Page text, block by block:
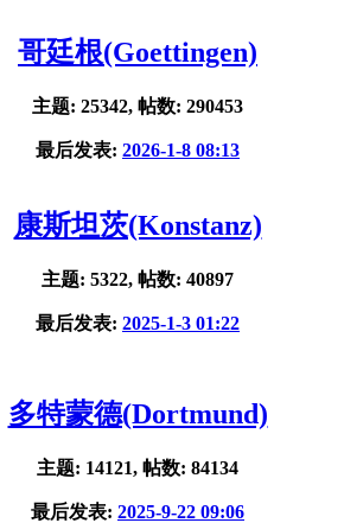
哥廷根(Goettingen)
主题: 25342, 帖数: 290453
最后发表: 2026-1-8 08:13
康斯坦茨(Konstanz)
主题: 5322, 帖数: 40897
最后发表: 2025-1-3 01:22
多特蒙德(Dortmund)
主题: 14121, 帖数: 84134
最后发表: 2025-9-22 09:06